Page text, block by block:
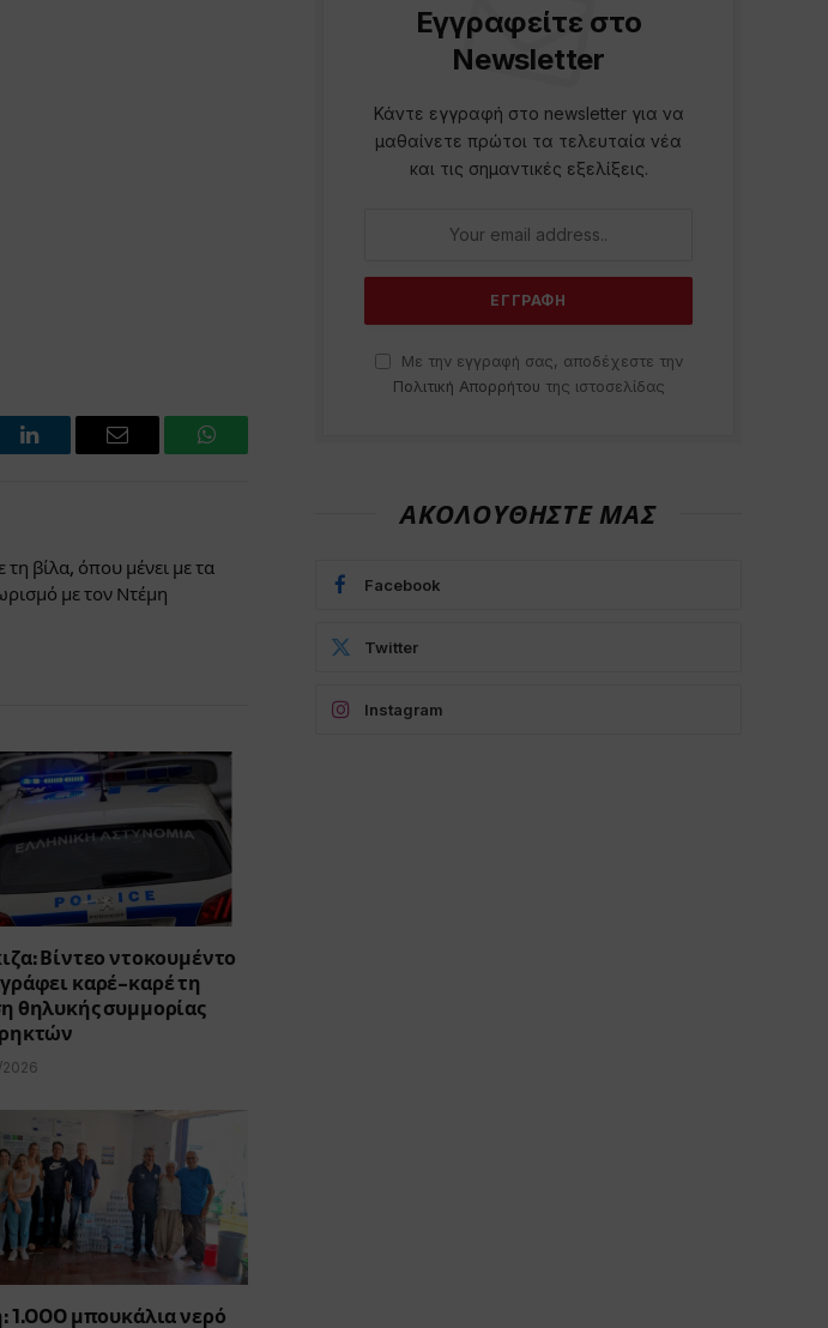
LinkedIn Email WhatsApp
βίλα, όπου μένει με τα
με τον Ντέμη
Βίντεο ντοκουμέντο
καρέ-καρέ τη
θηλυκής συμμορίας
1.000 μπουκάλια νερό
Εγγραφείτε στο
Newsletter
Κάντε εγγραφή στο newsletter για να
μαθαίνετε πρώτοι τα τελευταία νέα
και τις σημαντικές εξελίξεις.
Με την εγγραφή σας, αποδέχεστε την
Πολιτική Απορρήτου της ιστοσελίδας
ΑΚΟΛΟΥΘΗΣΤΕ ΜΑΣ
Facebook
Twitter
Instagram